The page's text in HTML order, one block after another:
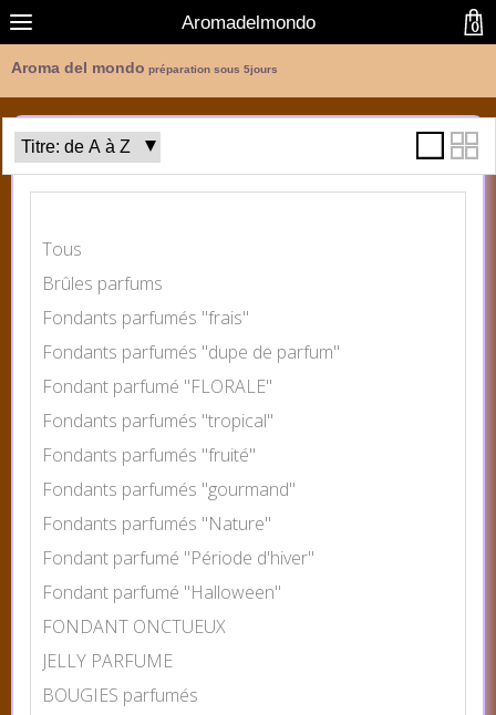
Aromadelmondo
Aroma del mondo préparation sous 5jours
Tous
Brûles parfums
Fondants parfumés "frais"
Fondants parfumés "dupe de parfum"
Fondant parfumé "FLORALE"
Fondants parfumés "tropical"
Fondants parfumés "fruité"
Fondants parfumés "gourmand"
Fondants parfumés "Nature"
Fondant parfumé "Période d'hiver"
Fondant parfumé "Halloween"
FONDANT ONCTUEUX
JELLY PARFUME
BOUGIES parfumés
0